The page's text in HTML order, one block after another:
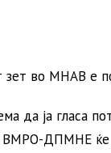
зет во МНАВ е
да ја гласа
ВМРО-ДПМНЕ